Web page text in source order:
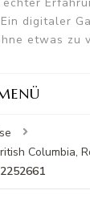
digitaler
etwas zu
Columbia,